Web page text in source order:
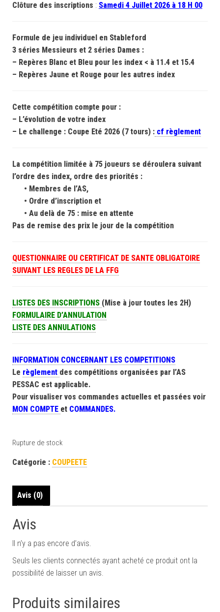
Clôture des inscriptions : Samedi 4 Juillet 2026 à 18 H 00
Formule de jeu individuel en Stableford
3 séries Messieurs et 2 séries Dames :
– Repères Blanc et Bleu pour les index < à 11.4 et 15.4
– Repères Jaune et Rouge pour les autres index
Cette compétition compte pour :
– L’évolution de votre index
– Le challenge : Coupe Eté 2026 (7 tours) : cf règlement
La compétition limitée à 75 joueurs se déroulera suivant
l’ordre des index, ordre des priorités :
• Membres de l’AS,
• Ordre d’inscription et
• Au delà de 75 : mise en attente
Pas de remise des prix le jour de la compétition
QUESTIONNAIRE OU CERTIFICAT DE SANTE OBLIGATOIRE
SUIVANT LES REGLES DE LA FFG
LISTES DES INSCRIPTIONS (Mise à jour toutes les 2H)
FORMULAIRE D’ANNULATION
LISTE DES ANNULATIONS
INFORMATION CONCERNANT LES COMPETITIONS
Le règlement des compétitions organisées par l’AS
PESSAC est applicable.
Pour visualiser vos commandes actuelles et passées voir
MON COMPTE et COMMANDES.
Rupture de stock
Catégorie : COUPEETE
Avis (0)
Avis
Il n’y a pas encore d’avis.
Seuls les clients connectés ayant acheté ce produit ont la
possibilité de laisser un avis.
Produits similaires